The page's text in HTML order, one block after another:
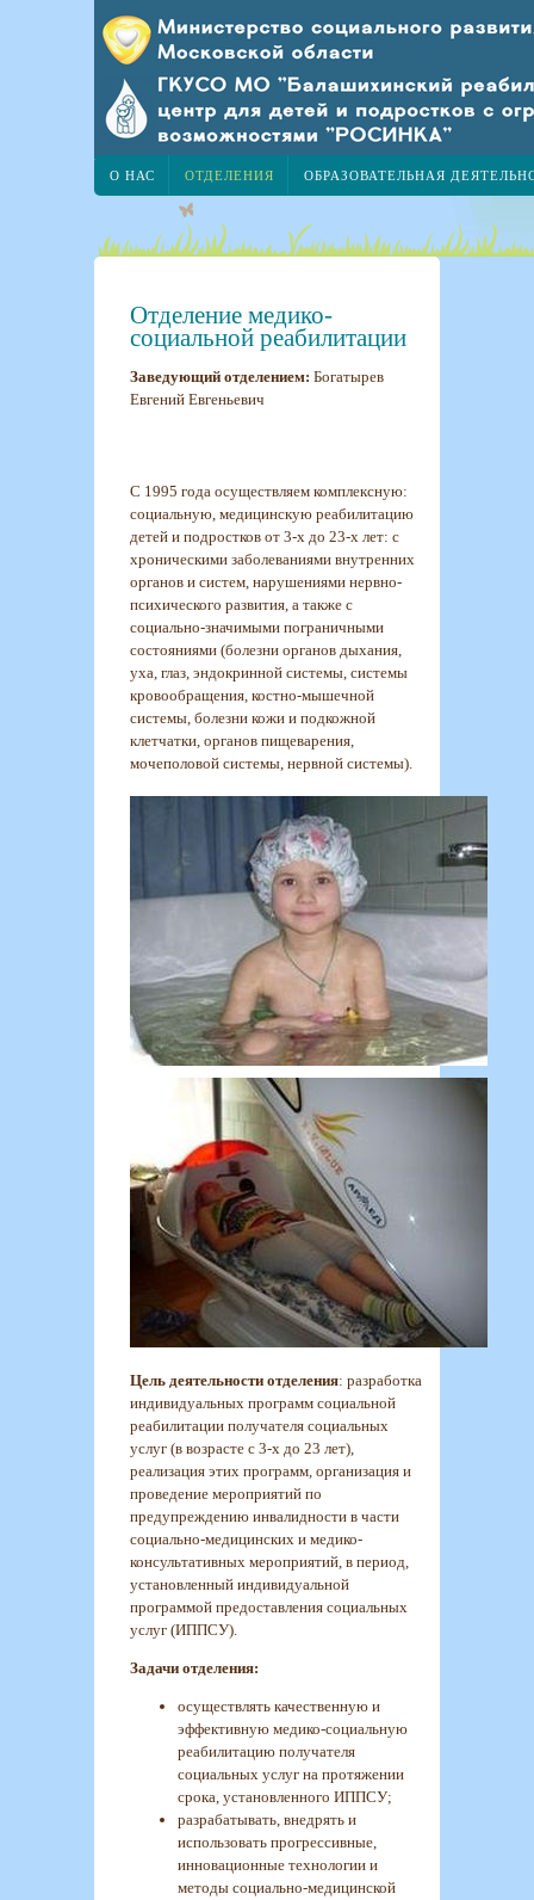
О НАС ОТДЕЛЕНИЯ ОБРАЗОВАТЕЛЬНАЯ
Отделение медико-
социальной реабилитации
Заведующий отделением: Богатырев
Евгений Евгеньевич
С 1995 года осуществляем комплексную:
социальную, медицинскую реабилитацию
детей и подростков от 3-х до 23-х лет: с
хроническими заболеваниями внутренних
органов и систем, нарушениями нервно-
психического развития, а также с
социально-значимыми пограничными
состояниями (болезни органов дыхания,
уха, глаз, эндокринной системы, системы
кровообращения, костно-мышечной
системы, болезни кожи и подкожной
клетчатки, органов пищеварения,
мочеполовой системы, нервной системы).
Цель деятельности отделения: разработка
индивидуальных программ социальной
реабилитации получателя социальных
услуг (в возрасте с 3-х до 23 лет),
реализация этих программ, организация и
проведение мероприятий по
предупреждению инвалидности в части
социально-медицинских и медико-
консультативных мероприятий, в период,
установленный индивидуальной
программой предоставления социальных
услуг (ИППСУ).
Задачи отделения:
осуществлять качественную и
эффективную медико-социальную
реабилитацию получателя
социальных услуг на протяжении
срока, установленного ИППСУ;
разрабатывать, внедрять и
использовать прогрессивные,
инновационные технологии и
методы социально-медицинской